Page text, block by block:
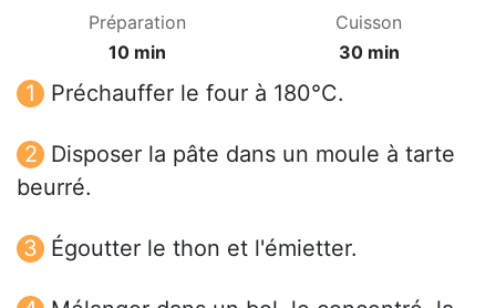
Préparation
10 min
Cuisson
30 min
Préchauffer le four à 180°C.
Disposer la pâte dans un moule à tarte
beurré.
Égoutter le thon et l'émietter.